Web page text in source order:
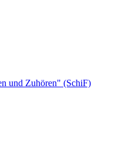
und Zuhören" (SchiF)